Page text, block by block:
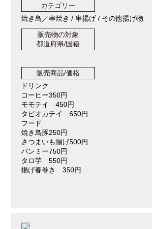
カテゴリー
焼き鳥／串焼き / 串揚げ / その他揚げ物
販売物の対象
都道府県/国籍
販売商品/価格
ドリンク
コーヒー350円
モモテイ 450円
タピオカテイ 650円
フード
焼き鳥豚250円
さつまいも揚げ500円
バンミー750円
タロ芋 550円
揚げ春巻き 350円